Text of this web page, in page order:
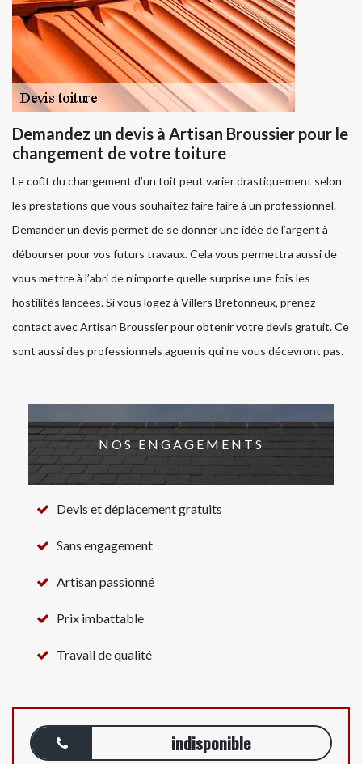
Demandez un devis à Artisan Broussier pour le
changement de votre toiture
Le coût du changement d’un toit peut varier drastiquement selon
les prestations que vous souhaitez faire faire à un professionnel.
Demander un devis permet de se donner une idée de l’argent à
débourser pour vos futurs travaux. Cela vous permettra aussi de
vous mettre à l’abri de n’importe quelle surprise une fois les
hostilités lancées. Si vous logez à Villers Bretonneux, prenez
contact avec Artisan Broussier pour obtenir votre devis gratuit. Ce
sont aussi des professionnels aguerris qui ne vous décevront pas.
NOS ENGAGEMENTS
Devis et déplacement gratuits
Sans engagement
Artisan passionné
Prix imbattable
Travail de qualité
indisponible